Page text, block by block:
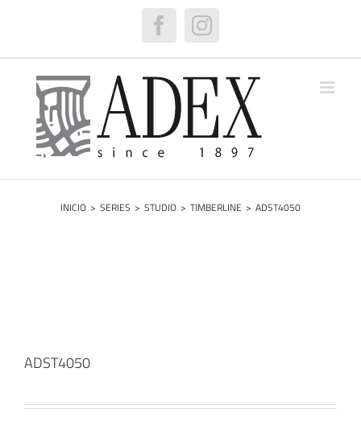
FacebookInstagram
INICIO > SERIES > STUDIO > TIMBERLINE > ADST4050
ADST4050